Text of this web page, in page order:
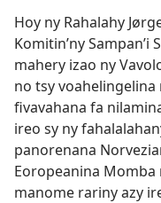
Hoy ny Rahalahy
Komitin’ny Sampan’i
mahery izao ny
no tsy voahelingelina
fivavahana fa
ireo sy ny
panorenana
Eoropeanina Momba
manome rariny azy